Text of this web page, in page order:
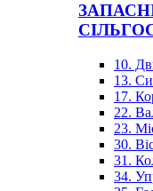
10.
13.
17.
22.
23.
30.
31.
34.